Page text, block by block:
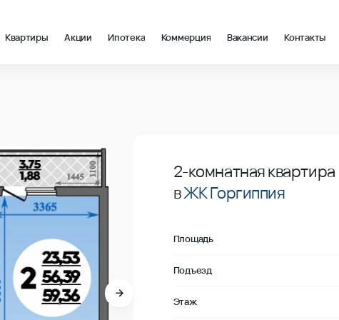
Квартиры Акции Ипотека Коммерция Вакансии Контакты
2-комнатная квартира
вЖК Горгиппия
Площадь
Подъезд
Этаж